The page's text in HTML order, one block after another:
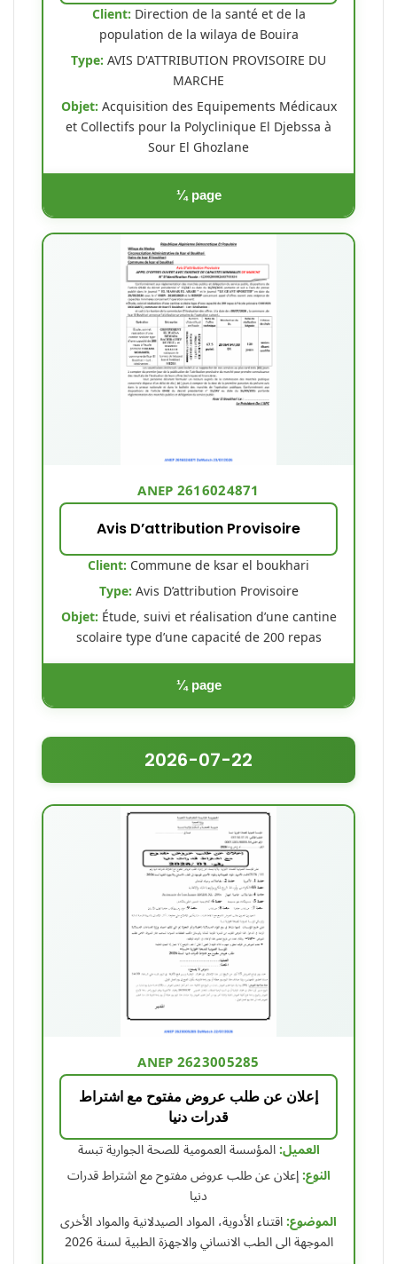
Client: Direction de la santé et de la
population de la wilaya de Bouira
Type:AVIS D'ATTRIBUTION PROVISOIRE DU
MARCHE
Objet:Acquisition des Equipements Médicaux
et Collectifs pour la Polyclinique El Djebssa à
Sour El Ghozlane
¼ page
ANEP 2616024871
Avis D’attribution Provisoire
Client: Commune de ksar el boukhari
Type:Avis D’attribution Provisoire
Objet: Étude, suivi et réalisation d’une cantine
scolaire type d’une capacité de 200 repas
¼ page
2026-07-22
ANEP 2623005285
إعلان عن طلب عروض مفتوح مع اشتراط
قدرات دنيا
العميل:المؤسسة العمومية للصحة الجوارية تبسة
النوع:إعلان عن طلب عروض مفتوح مع اشتراط قدرات
دنيا
الموضوع:اقتناء الأدوية، المواد الصيدلانية والمواد الأخرى
الموجهة الى الطب الانساني والاجهزة الطبية لسنة 2026